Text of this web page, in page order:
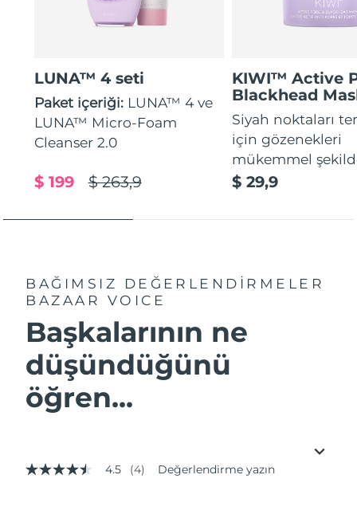
LUNA™ 4 seti
Paket içeriği: LUNA™ 4 ve
LUNA™ Micro-Foam
Cleanser 2.0
$ 263,9
$ 199
KIWI™ Active
Blackhead
Siyah noktaları
için gözenekleri
mükemmel
$ 29,9
BAĞIMSIZ DEĞERLENDİRMELER
BAZAAR VOICE
Başkalarının ne
düşündüğünü
öğren...
5
4.5 (4) Değerlendirme yazın